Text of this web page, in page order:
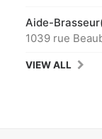
Aide-
1039 rue
VIEW ALL